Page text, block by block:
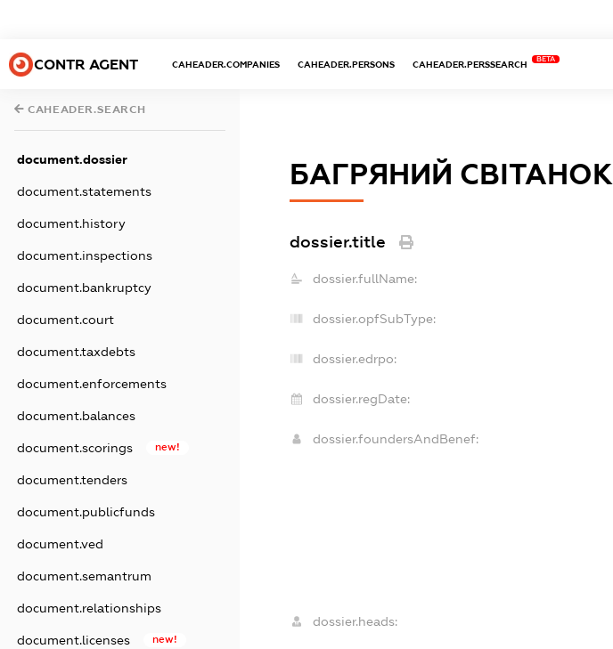
CONTR AGENT CAHEADER.COMPANIES CAHEADER.PERSONS CAHEADER.PERSSEARCH
BETA
CAHEADER.SEARCH
document.dossier
document.statements
document.history
document.inspections
document.bankruptcy
document.court
document.taxdebts
document.enforcements
document.balances
document.scorings new!
document.tenders
document.publicfunds
document.ved
document.semantrum
document.relationships
document.licenses new!
БАГРЯНИЙ СВІТАНОК
dossier.title
dossier.fullName:
dossier.opfSubType:
dossier.edrpo:
dossier.regDate:
dossier.foundersAndBenef:
dossier.heads: